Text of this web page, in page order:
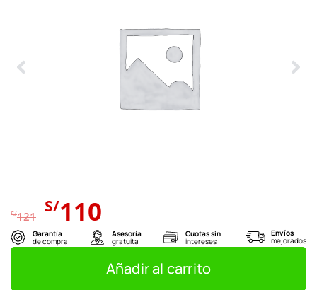
S/121 El
precio
original
era:
S/121.
S/110 precio
actual
es:
S/110.
Garantía
de compra
Asesoría
gratuita
Cuotas sin
intereses
Envíos
mejorados
Añadir al carrito